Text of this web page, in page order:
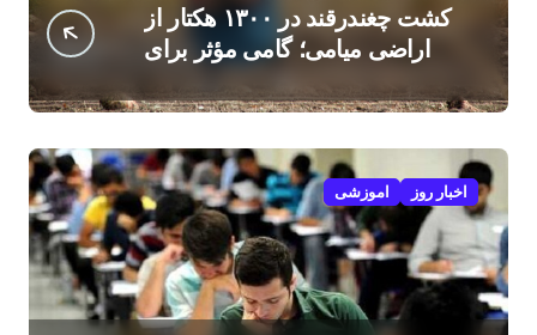
کشت چغندرقند در ۱۳۰۰ هکتار از
اراضی میامی؛ گامی مؤثر برای
افزایش درآمد کشاورزان
اخبار روز اموزشی